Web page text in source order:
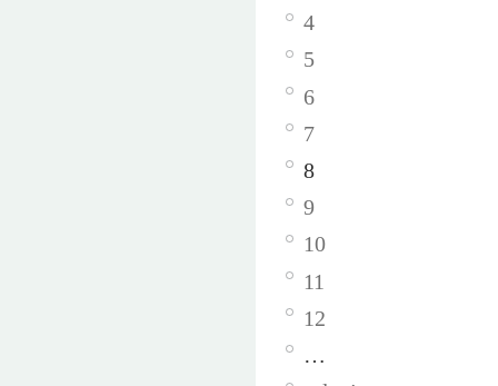
4
5
6
7
8
9
10
11
12
…